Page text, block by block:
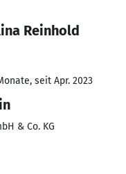
Reinhold
seit Apr. 2023
& Co. KG